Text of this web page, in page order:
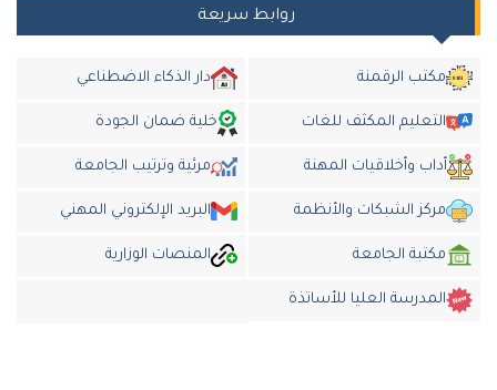
روابط سريعة
مكتب الرقمنة دار الذكاء الاضطناعي
التعليم المكثف للغات خلية ضمان الجودة
أداب وأخلاقيات المهنة مرئية وترتيب الجامعة
مركز الشبكات والأنظمة البريد الإلكتروني المهني
مكتبة الجامعة المنصات الوزارية
المدرسة العليا للأساتذة